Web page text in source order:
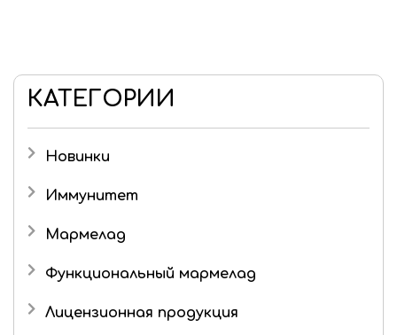
КАТЕГОРИИ
Новинки
Иммунитет
Мармелад
Детский мармелад
Функциональный мармелад
Лицензионная продукция